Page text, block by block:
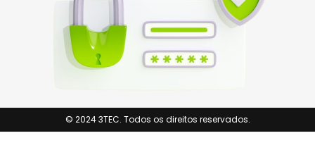
© 2024 3TEC. Todos os direitos reservados.